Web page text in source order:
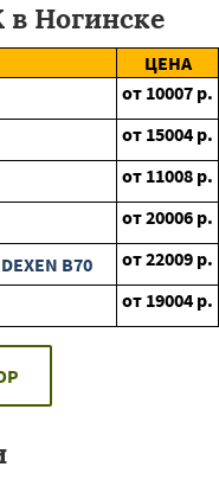
Ногинске
ЦЕНА
от 10007 р.
от 15004 р.
от 11008 р.
от20006 р.
B70
от22009 р.
от 19004 р.